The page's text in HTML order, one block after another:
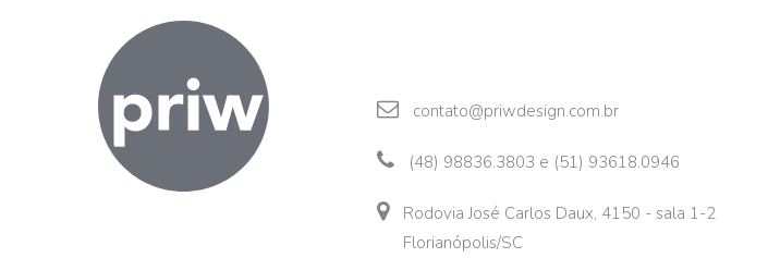
contato@priwdesign.com.br
(48) 98836.3803 e (51) 93618.0946
Rodovia José Carlos Daux, 4150 - sala 1-2
Florianópolis/SC